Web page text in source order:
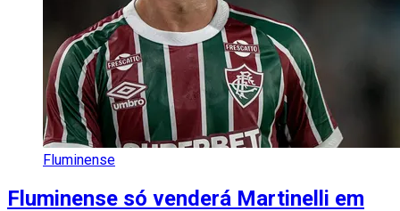
Fluminense
Fluminense só venderá Martinelli em